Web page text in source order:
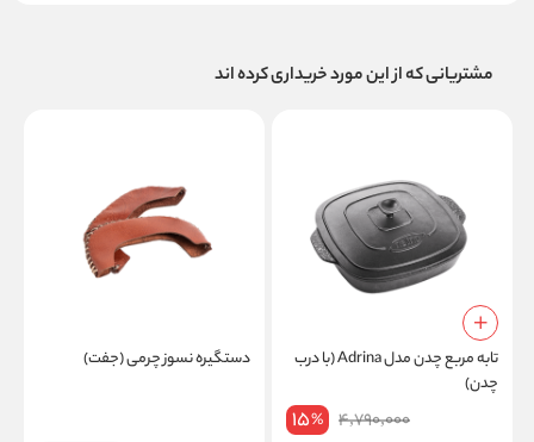
مشتریانی که از این مورد خریداری کرده اند
تابه مربع چدن مدل Adrina (با درب
چدن)
4,790,000
15%
دستگیره نسوز چرمی (جفت)